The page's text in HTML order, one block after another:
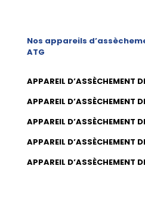
Nos appareils
ATG
APPAREIL D’ASSÈCHEMENT
APPAREIL D’ASSÈCHEMENT
APPAREIL D’ASSÈCHEMENT
APPAREIL D’ASSÈCHEMENT
APPAREIL D’ASSÈCHEMENT